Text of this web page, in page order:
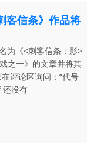
客信条》作品将
为《<刺客信条：影>
之一》的文章并将其
评论区询问：“代号
还没有